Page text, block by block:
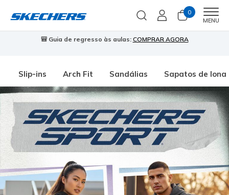
0
MENU
🎒 Guia de regresso às aulas: COMPRAR AGORA
Slip-ins Arch Fit Sandálias Sapatos de lona